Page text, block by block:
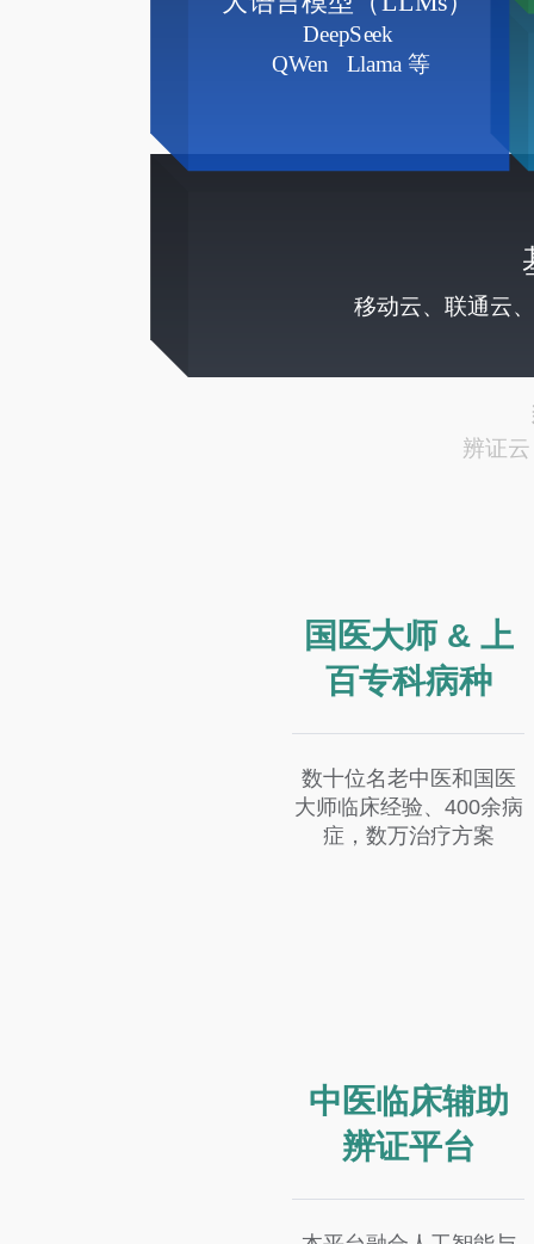
国医大师 & 上
百专科病种
数十位名老中医和国医
大师临床经验、400余病
症，数万治疗方案
中医临床辅助
辨证平台